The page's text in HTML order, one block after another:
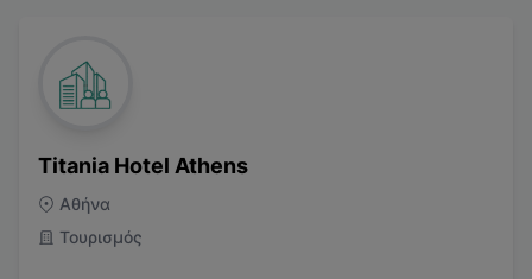
Titania Hotel Athens
Αθήνα
Τουρισμός